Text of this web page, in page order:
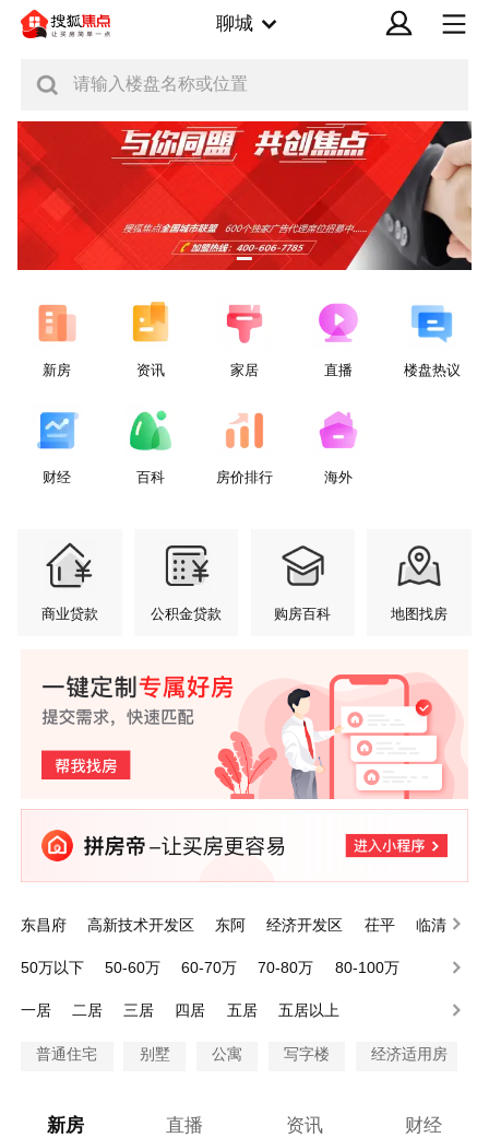
聊城
请输入楼盘名称或位置
新房 资讯 家居 直播 楼盘热议
财经 百科 房价排行 海外
商业贷款 公积金贷款 购房百科 地图找房
东昌府 高新技术开发区 东阿 经济开发区 茌平
临清
50万以下
50-60万 60-70万 70-80万
80-100万
一居
二居 三居 四居 五居 五居以上
普通住宅 别墅 公寓 写字楼 经济适用房
新房 直播 资讯 财经